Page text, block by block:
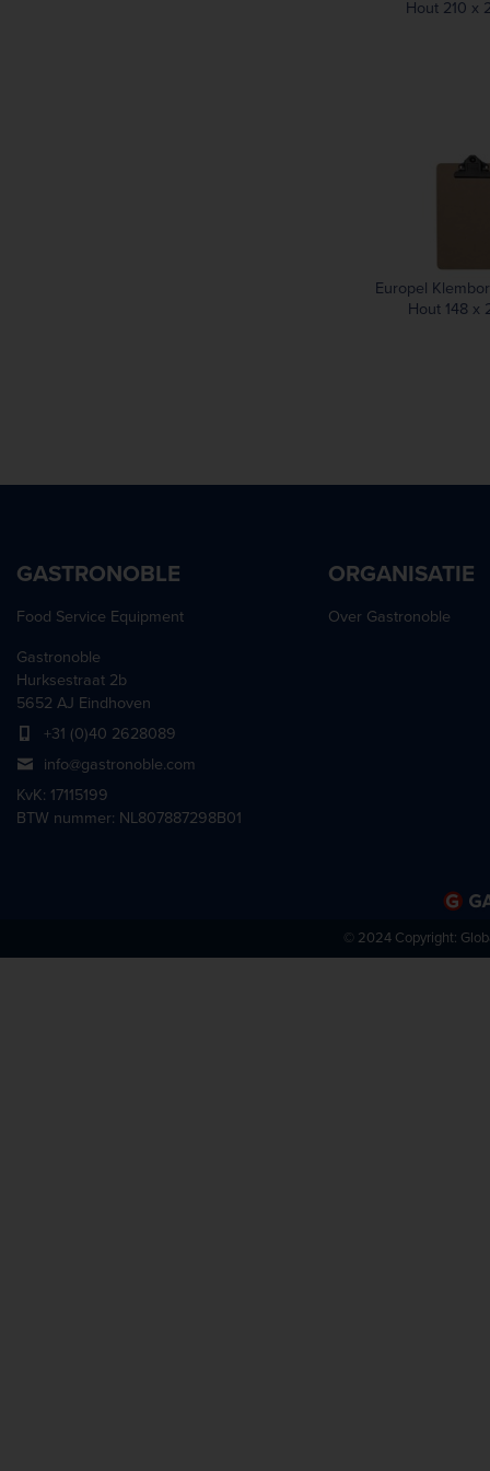
Hout 210 x
Europel
Hout 148 x
GASTRONOBLE
Food Service Equipment
Gastronoble
Hurksestraat 2b
5652 AJ Eindhoven
+31 (0)40 2628089
info@gastronoble.com
KvK: 17115199
BTW nummer: NL807887298B01
ORGANISATIE
Over Gastronoble
© 2024 Copyright: